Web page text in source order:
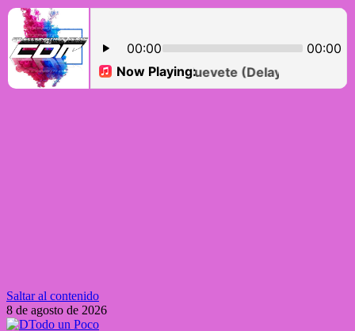
Saltar al contenido
8 de agosto de 2026